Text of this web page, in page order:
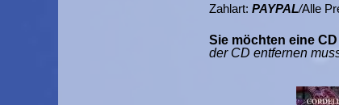
Zahlart:PAYPAL/Alle
Sie möchten eine
der CD entfernen